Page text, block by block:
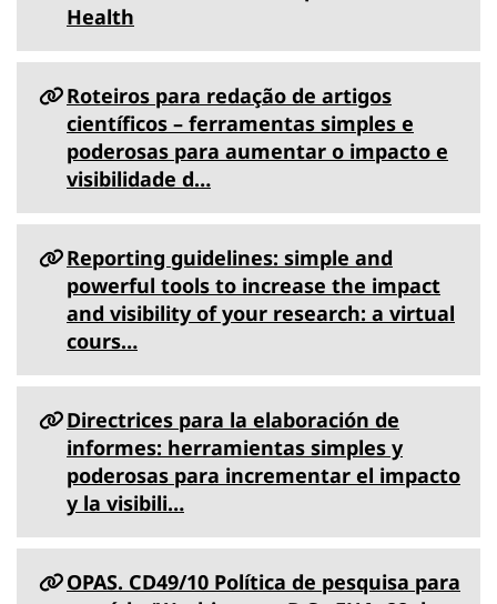
Health
Roteiros para redação de artigos
científicos – ferramentas simples e
poderosas para aumentar o impacto e
visibilidade d…
Reporting guidelines: simple and
powerful tools to increase the impact
and visibility of your research: a virtual
cours…
Directrices para la elaboración de
informes: herramientas simples y
poderosas para incrementar el impacto
y la visibili…
OPAS. CD49/10 Política de pesquisa para